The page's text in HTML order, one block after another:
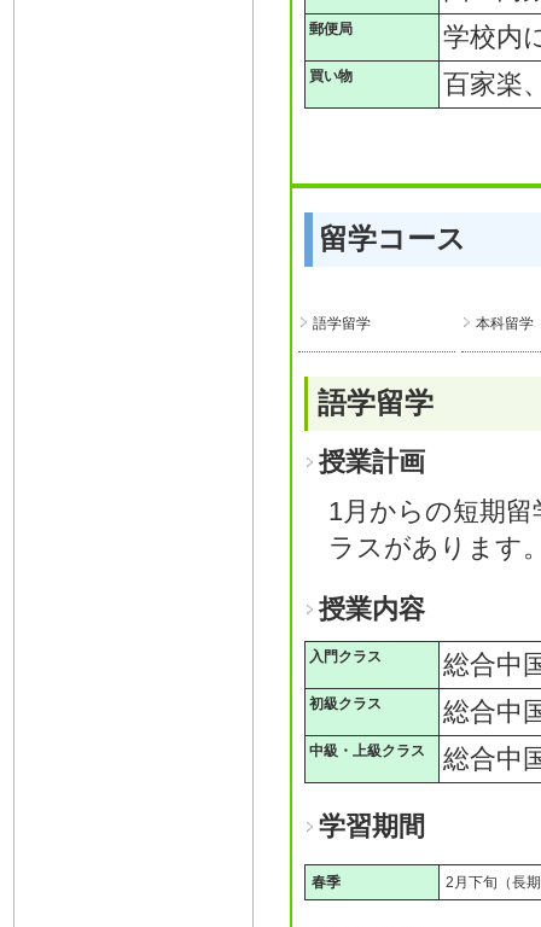
郵便局 学校内
買い物 百家楽
留学コース
語学留学 本科留学
語学留学
授業計画
1月からの短期
ラスがあります
授業内容
入門クラス 総合中
初級クラス 総合中
中級・上級クラス 総合中
学習期間
春季 2月下旬（長